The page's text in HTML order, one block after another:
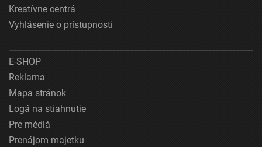
Kreatívne centrá
Vyhlásenie o prístupnosti
E-SHOP
Reklama
Mapa stránok
Logá na stiahnutie
Pre médiá
Prenájom majetku